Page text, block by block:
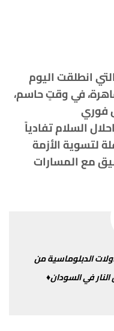
التيانطلقتاليوم
فيوقتٍحاسم،
فوري
السلامتفادياً
لتسويةالأزمة
معالمسارات
الدبلوماسيةمن
النار في السودان♦